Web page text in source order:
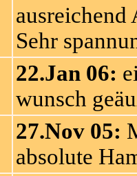
ausreichend
Sehr
22.Jan 06:
wunsch
27.Nov 05:
absolute